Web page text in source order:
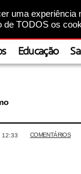
uma
de TODOS os
Educação
12:33 COMENTÁRIOS